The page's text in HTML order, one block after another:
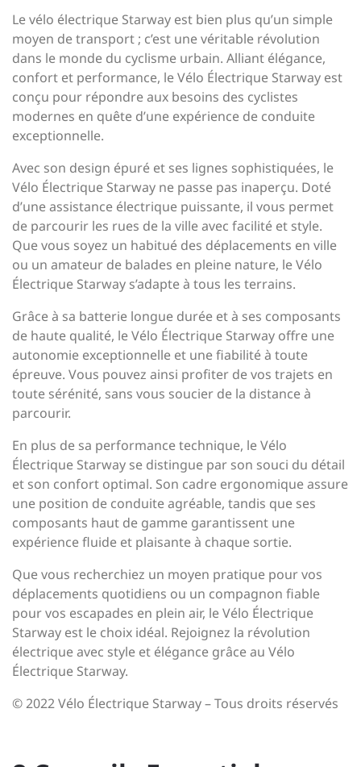
Le vélo électrique Starway est bien plus qu’un simple
moyen de transport ; c’est une véritable révolution
dans le monde du cyclisme urbain. Alliant élégance,
confort et performance, le Vélo Électrique Starway est
conçu pour répondre aux besoins des cyclistes
modernes en quête d’une expérience de conduite
exceptionnelle.
Avec son design épuré et ses lignes sophistiquées, le
Vélo Électrique Starway ne passe pas inaperçu. Doté
d’une assistance électrique puissante, il vous permet
de parcourir les rues de la ville avec facilité et style.
Que vous soyez un habitué des déplacements en ville
ou un amateur de balades en pleine nature, le Vélo
Électrique Starway s’adapte à tous les terrains.
Grâce à sa batterie longue durée et à ses composants
de haute qualité, le Vélo Électrique Starway offre une
autonomie exceptionnelle et une fiabilité à toute
épreuve. Vous pouvez ainsi profiter de vos trajets en
toute sérénité, sans vous soucier de la distance à
parcourir.
En plus de sa performance technique, le Vélo
Électrique Starway se distingue par son souci du détail
et son confort optimal. Son cadre ergonomique assure
une position de conduite agréable, tandis que ses
composants haut de gamme garantissent une
expérience fluide et plaisante à chaque sortie.
Que vous recherchiez un moyen pratique pour vos
déplacements quotidiens ou un compagnon fiable
pour vos escapades en plein air, le Vélo Électrique
Starway est le choix idéal. Rejoignez la révolution
électrique avec style et élégance grâce au Vélo
Électrique Starway.
© 2022 Vélo Électrique Starway – Tous droits réservés